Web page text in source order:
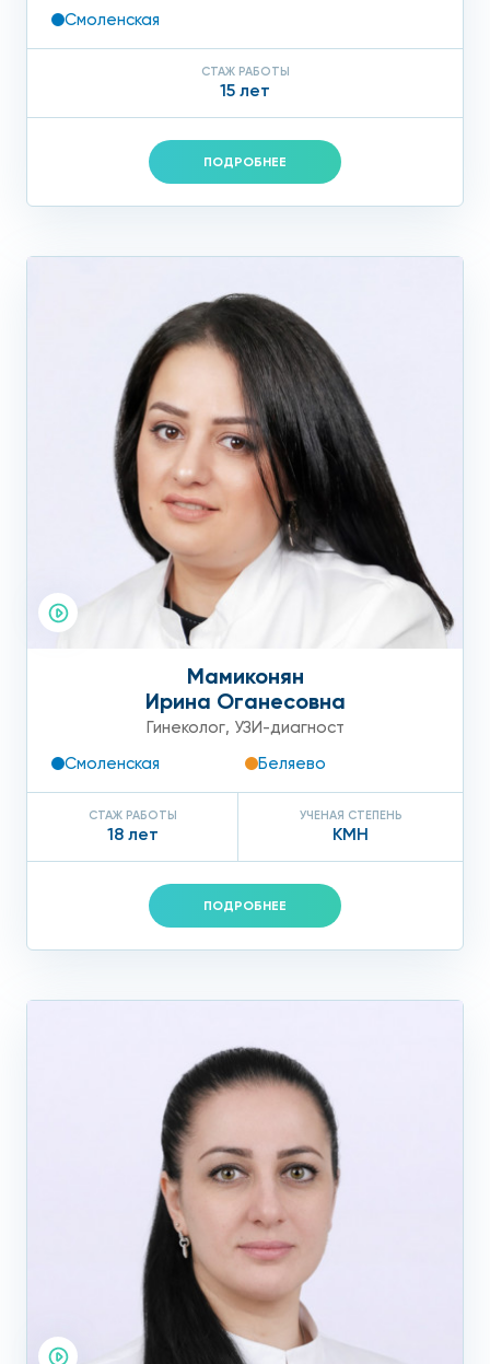
Смоленская
СТАЖ РАБОТЫ
15 лет
ПОДРОБНЕЕ
Мамиконян
Ирина Оганесовна
Гинеколог, УЗИ-диагност
Смоленская
Беляево
СТАЖ РАБОТЫ
18 лет
УЧЕНАЯ СТЕПЕНЬ
КМН
ПОДРОБНЕЕ